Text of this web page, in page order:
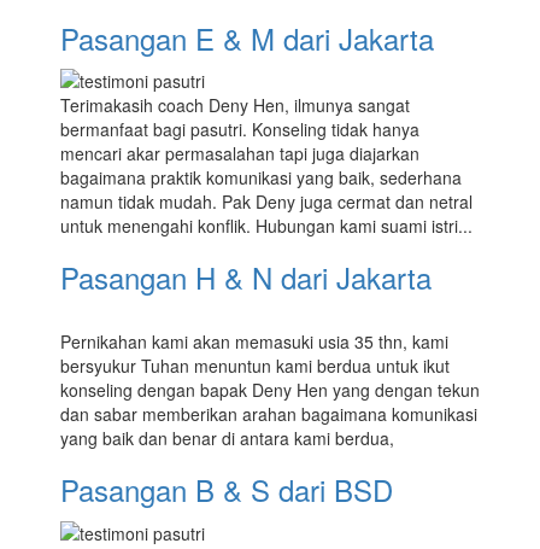
Pasangan E & M dari Jakarta
Terimakasih coach Deny Hen, ilmunya sangat
bermanfaat bagi pasutri. Konseling tidak hanya
mencari akar permasalahan tapi juga diajarkan
bagaimana praktik komunikasi yang baik, sederhana
namun tidak mudah. Pak Deny juga cermat dan netral
untuk menengahi konflik. Hubungan kami suami istri...
Pasangan H & N dari Jakarta
Pernikahan kami akan memasuki usia 35 thn, kami
bersyukur Tuhan menuntun kami berdua untuk ikut
konseling dengan bapak Deny Hen yang dengan tekun
dan sabar memberikan arahan bagaimana komunikasi
yang baik dan benar di antara kami berdua,
Pasangan B & S dari BSD